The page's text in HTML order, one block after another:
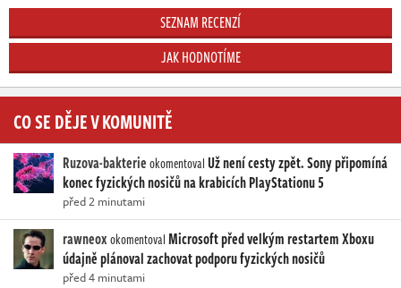
SEZNAM RECENZÍ
JAK HODNOTÍME
CO SE DĚJE V KOMUNITĚ
Ruzova-bakterieokomentovalUž není cesty zpět. Sony připomíná
konec fyzických nosičů na krabicích PlayStationu 5
před 2 minutami
rawneoxokomentovalMicrosoft před velkým restartem Xboxu
údajně plánoval zachovat podporu fyzických nosičů
před 4 minutami